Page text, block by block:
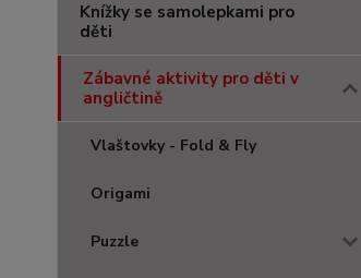
Knížky se samolepkami pro
děti
Zábavné aktivity pro děti v
angličtině
Vlaštovky - Fold & Fly
Origami
Puzzle